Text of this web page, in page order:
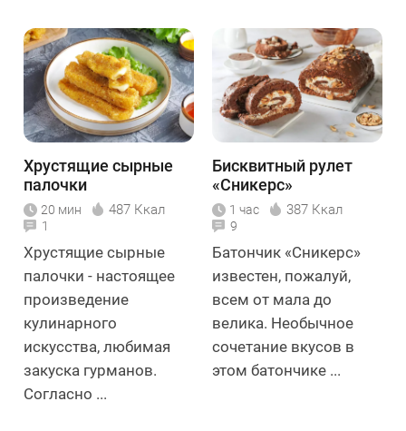
Хрустящие сырные
палочки
20 мин 487 Ккал
1
Хрустящие сырные
палочки - настоящее
произведение
кулинарного
искусства, любимая
закуска гурманов.
Согласно ...
Бисквитный рулет
«Сникерс»
1 час 387 Ккал
9
Батончик «Сникерс»
известен, пожалуй,
всем от мала до
велика. Необычное
сочетание вкусов в
этом батончике ...